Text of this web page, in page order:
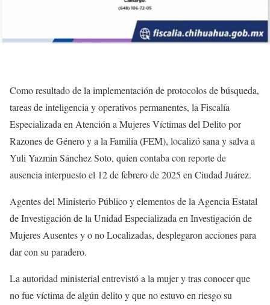
Como resultado de la implementación de protocolos de búsqueda,
tareas de inteligencia y operativos permanentes, la Fiscalía
Especializada en Atención a Mujeres Víctimas del Delito por
Razones de Género y a la Familia (FEM), localizó sana y salva a
Yuli Yazmin Sánchez Soto, quien contaba con reporte de
ausencia interpuesto el 12 de febrero de 2025 en Ciudad Juárez.
Agentes del Ministerio Público y elementos de la Agencia Estatal
de Investigación de la Unidad Especializada en Investigación de
Mujeres Ausentes y o no Localizadas, desplegaron acciones para
dar con su paradero.
La autoridad ministerial entrevistó a la mujer y tras conocer que
no fue víctima de algún delito y que no estuvo en riesgo su